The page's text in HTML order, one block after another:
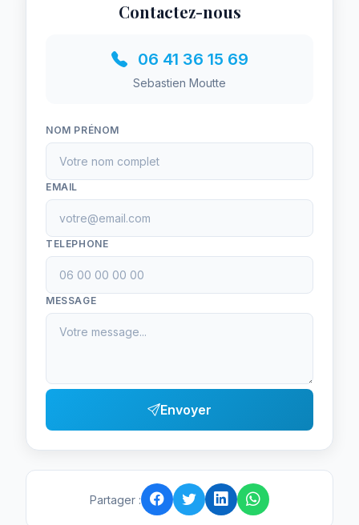
Contactez-nous
06 41 36 15 69
Sebastien Moutte
NOM PRÉNOM
EMAIL
TELEPHONE
MESSAGE
Envoyer
Partager :